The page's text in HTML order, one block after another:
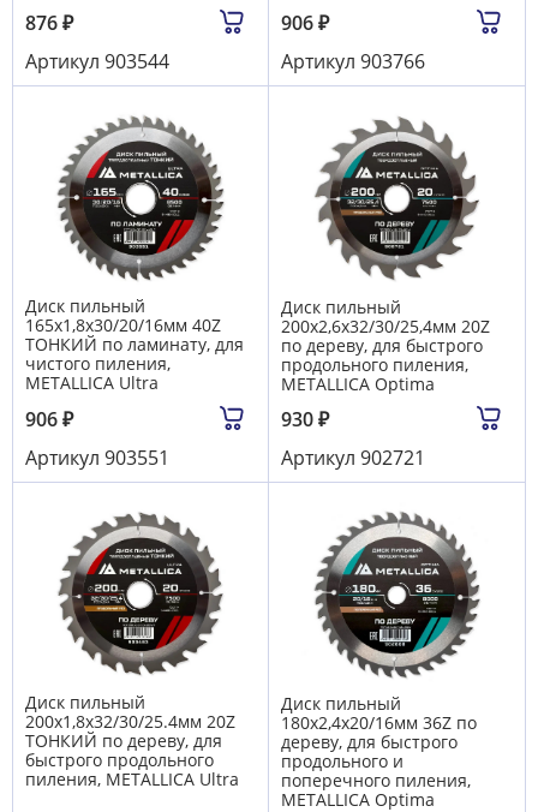
876₽
Артикул 903544
906₽
Артикул 903766
Диск пильный
165х1,8х30/20/16мм 40Z
ТОНКИЙ по ламинату, для
чистого пиления,
METALLICA Ultra
906₽
Артикул 903551
Диск пильный
200х2,6х32/30/25,4мм 20Z
по дереву, для быстрого
продольного пиления,
METALLICA Optima
930₽
Артикул 902721
Диск пильный
200х1,8х32/30/25.4мм 20Z
ТОНКИЙ по дереву, для
быстрого продольного
пиления, METALLICA Ultra
Диск пильный
180х2,4х20/16мм 36Z по
дереву, для быстрого
продольного и
поперечного пиления,
METALLICA Optima